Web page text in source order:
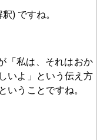
解釈) ですね。
「私は、それはおか
いよ」という伝え方
いうことですね。